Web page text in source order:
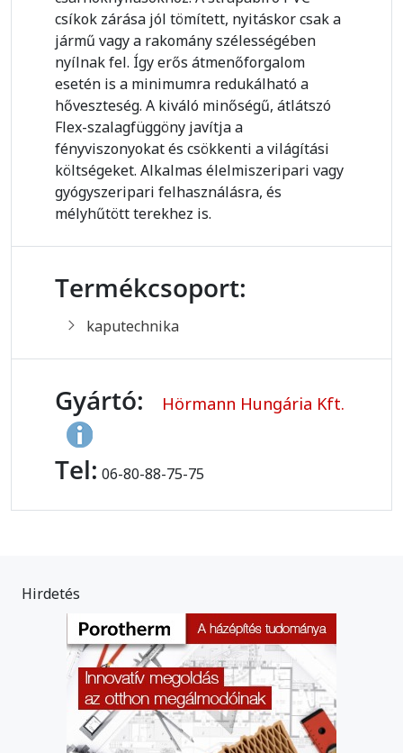
csíkok zárása jól tömített, nyitáskor csak a
jármű vagy a rakomány szélességében
nyílnak fel. Így erős átmenőforgalom
esetén is a minimumra redukálható a
hőveszteség. A kiváló minőségű, átlátszó
Flex-szalagfüggöny javítja a
fényviszonyokat és csökkenti a világítási
költségeket. Alkalmas élelmiszeripari vagy
gyógyszeripari felhasználásra, és
mélyhűtött terekhez is.
Termékcsoport:
kaputechnika
Gyártó: Hörmann Hungária Kft.
Tel: 06-80-88-75-75
Hirdetés